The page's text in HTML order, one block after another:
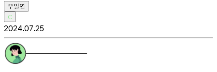
우일연
C
2024.07.25